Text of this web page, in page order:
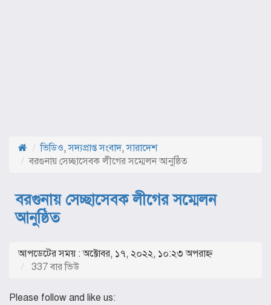
ভিডিও,সদ্যপ্রাপ্ত সংবাদ,সারাদেশ
বরগুনায় সেচ্ছাসেবক লীগের সম্মেলন আনুষ্ঠিত
বরগুনায় সেচ্ছাসেবক লীগের সম্মেলন
আনুষ্ঠিত
আপডেটের সময় : অক্টোবর, ১৭, ২০২২, ১০:২৩ অপরাহ্ণ
337 বার ভিউ
Please follow and like us: